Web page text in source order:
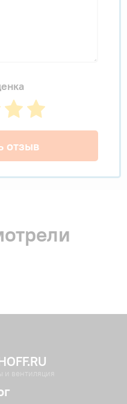
отзыв
и вентиляция